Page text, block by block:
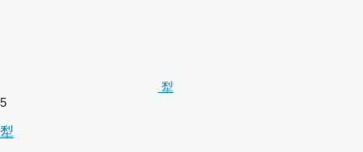
犁
5
犁